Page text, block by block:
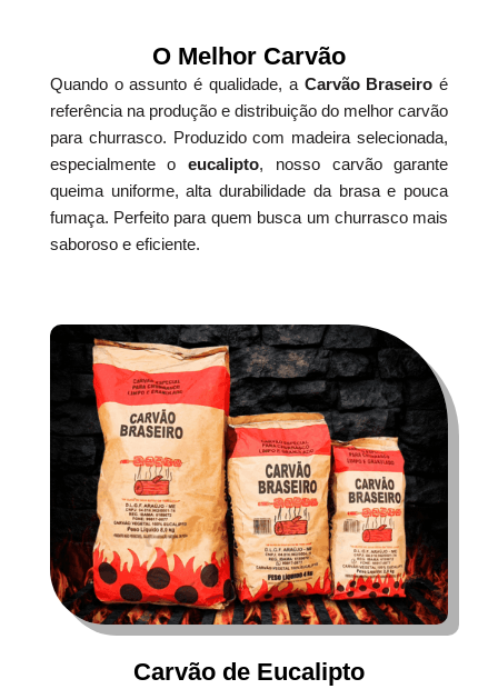
O Melhor Carvão
Quando o assunto é qualidade, a Carvão Braseiro é
referência na produção e distribuição do melhor carvão
para churrasco. Produzido com madeira selecionada,
especialmente oeucalipto, nosso carvão garante
queima uniforme, alta durabilidade da brasa e pouca
fumaça. Perfeito para quem busca um churrasco mais
saboroso e eficiente.
Carvão de Eucalipto